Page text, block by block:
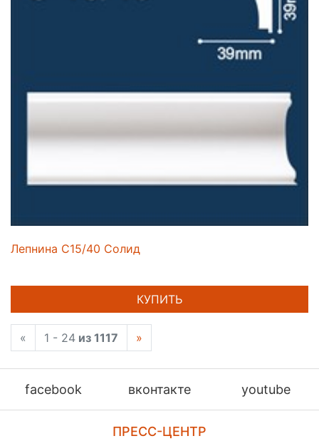
Лепнина C15/40 Солид
КУПИТЬ
« 1 - 24 из 1117 »
facebook вконтакте youtube
ПРЕСС-ЦЕНТР